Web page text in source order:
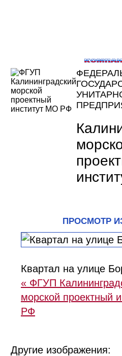
ПРОСМОТР
Квартал на улице
« ФГУП
морской проектный
РФ
Другие изображения: